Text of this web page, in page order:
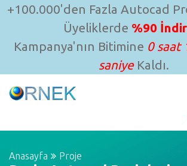
+100.000'den Fazla Autocad
Üyeliklerde %90
Kampanya'nın Bitimine 0 saat
saniyeKaldı.
Anasayfa Proje